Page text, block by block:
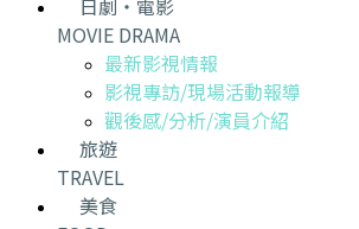
日劇・電影
MOVIE DRAMA
最新影視情報
影視專訪/現場活動報導
觀後感/分析/演員介紹
旅遊
TRAVEL
美食